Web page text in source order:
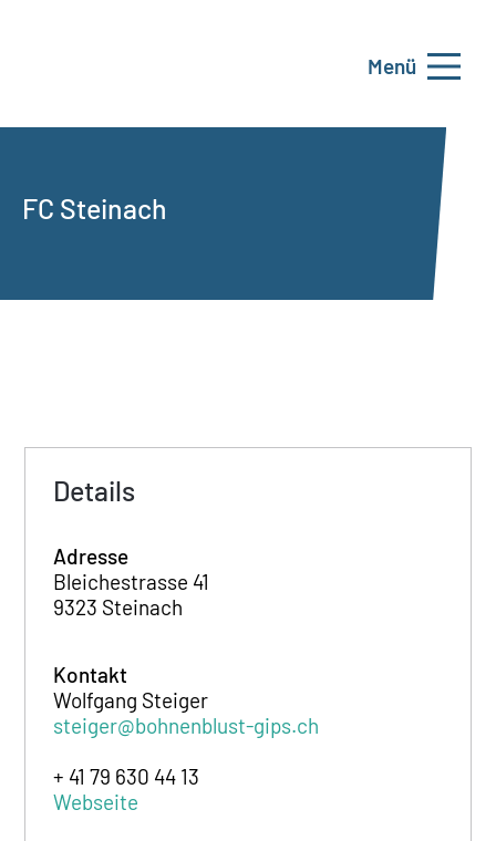
Menü
FC Steinach
Details
Adresse
Bleichestrasse 41
9323 Steinach
Kontakt
Wolfgang Steiger
steiger@bohnenblust-gips.ch
+ 41 79 630 44 13
Webseite